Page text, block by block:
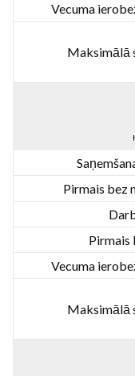
Vecuma
Maksimālā
Pirmais bez
Pirmais
Vecuma
Maksimālā